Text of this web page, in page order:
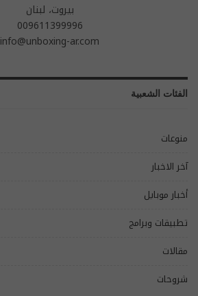
بيروت، لبنان
009611399996
info@unboxing-ar.com
الفئات الشعبية
منوعات
آخر الاخبار
أخبار موبايل
تطبيقات وبرامج
مقالات
شروحات